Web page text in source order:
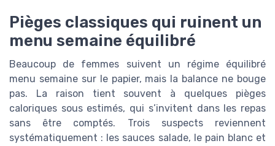
Pièges classiques qui ruinent un
menu semaine équilibré
Beaucoup de femmes suivent un régime équilibré
menu semaine sur le papier, mais la balance ne bouge
pas. La raison tient souvent à quelques pièges
caloriques sous estimés, qui s’invitent dans les repas
sans être comptés. Trois suspects reviennent
systématiquement : les sauces salade, le pain blanc et